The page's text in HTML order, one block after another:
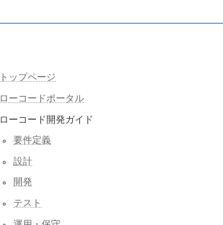
トップページ
ローコードポータル
ローコード開発ガイド
要件定義
設計
開発
テスト